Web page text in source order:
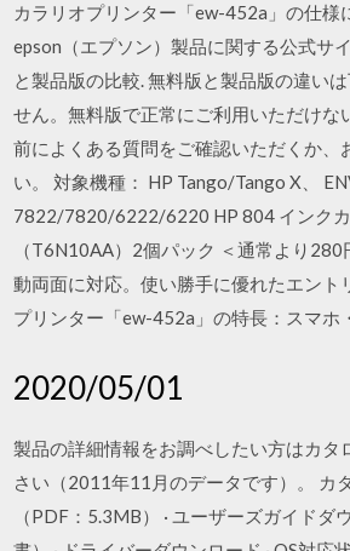
カラリオプリンター「ew-452a」の仕様
epson（エプソン）製品に関する公式サ
と製品版の比較. 無料版と製品版の違い
せん。無料版で正常にご利用いただけな
前によくある質問をご確認いただくか、
い。 対象機種： HP Tango/Tango X、
7822/7820/6222/6220 HP 804 インク
（T6N10AA）2個パック ＜通常より280
動両面に対応。使い勝手に優れたエント
プリンター「ew-452a」の特長：スマホ
2020/05/01
製品の詳細情報をお調べしたい方はカタ
さい（2011年11月のデータです）。 カ
（PDF：5.3MB） · ユーザーズガイドダ